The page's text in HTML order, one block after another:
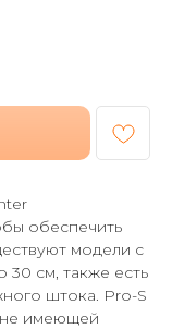
обеспечить
модели с
см, также есть
штока. Pro-S
не имеющей